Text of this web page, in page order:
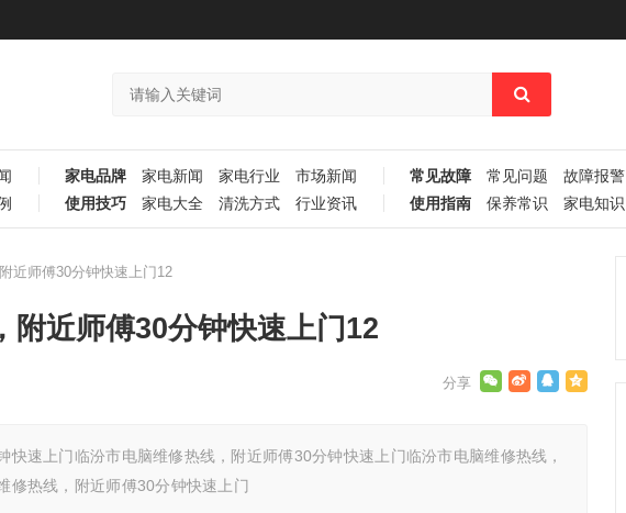
家电品牌 家电新闻 家电行业 市场新闻 常见故障 常见问题 故障报警
使用技巧 家电大全 清洗方式 行业资讯 使用指南 保养常识 家电知识
近师傅30分钟快速上门12
附近师傅30分钟快速上门12
快速上门临汾市电脑维修热线，附近师傅30分钟快速上门临汾市电脑维修热线，
修热线，附近师傅30分钟快速上门